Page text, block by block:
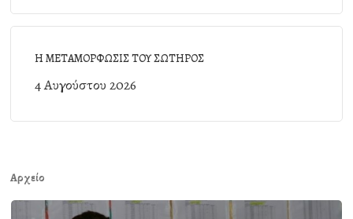
Η ΜΕΤΑΜΟΡΦΩΣΙΣ ΤΟΥ ΣΩΤΗΡΟΣ
4 Αυγούστου 2026
Αρχείο